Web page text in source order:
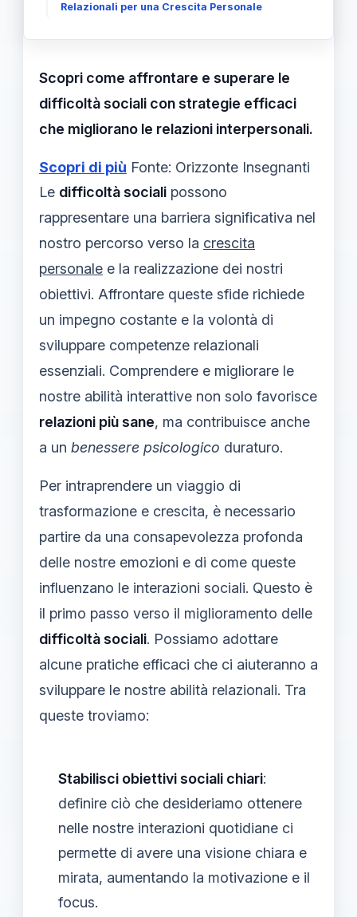
Relazionali per una Crescita Personale
Scopri come affrontare e superare le
difficoltà sociali con strategie efficaci
che migliorano le relazioni interpersonali.
Scopri di più Fonte: Orizzonte Insegnanti
Le difficoltà sociali possono
rappresentare una barriera significativa nel
nostro percorso verso la crescita
personale e la realizzazione dei nostri
obiettivi. Affrontare queste sfide richiede
un impegno costante e la volontà di
sviluppare competenze relazionali
essenziali. Comprendere e migliorare le
nostre abilità interattive non solo favorisce
relazioni più sane, ma contribuisce anche
a un benessere psicologico duraturo.
Per intraprendere un viaggio di
trasformazione e crescita, è necessario
partire da una consapevolezza profonda
delle nostre emozioni e di come queste
influenzano le interazioni sociali. Questo è
il primo passo verso il miglioramento delle
difficoltà sociali. Possiamo adottare
alcune pratiche efficaci che ci aiuteranno a
sviluppare le nostre abilità relazionali. Tra
queste troviamo:
Stabilisci obiettivi sociali chiari:
definire ciò che desideriamo ottenere
nelle nostre interazioni quotidiane ci
permette di avere una visione chiara e
mirata, aumentando la motivazione e il
focus.